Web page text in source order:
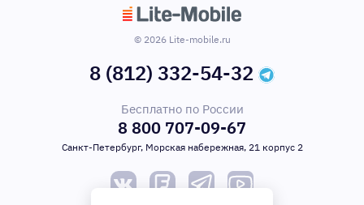
© 2026 Lite-mobile.ru
8 (812) 332-54-32
Бесплатно по России
8 800 707-09-67
Санкт-Петербург, Морская набережная, 21 корпус 2